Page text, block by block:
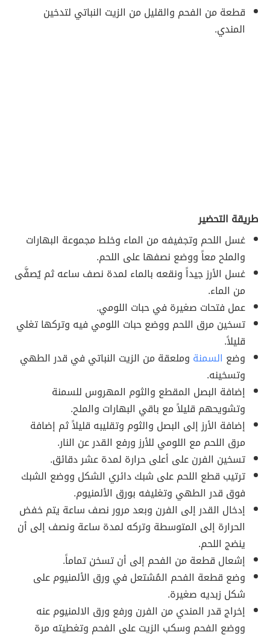
قطعة من الفحم والقليل من الزيت النباتي لتدخين
المندي.
طريقة التحضير
غسل اللحم وتجفيفه من الماء وخلط مجموعة البهارات
والملح معاً ووضع نصفها على اللحم.
غسل الأرز جيداً ونقعه بالماء لمدة نصف ساعه ثم يُصفَّى
من الماء.
عمل فتحات صغيرة في حبات اللومي.
تسخين مرق اللحم ووضع حبات اللومي فيه وتركها تغلي
قليلاً.
وضع السمنة وملعقة من الزيت النباتي في قدر الطهي
وتسخينه.
إضافة البصل المقطع والثوم المهروس للسمنة
وتشويحهم قليلاً مع باقي البهارات والملح.
إضافة الأرز إلى البصل والثوم وتقليبه قليلاً ثم إضافة
مرق اللحم مع اللومي للأرز ورفع القدر عن النار.
تسخين الفرن على أعلى حرارة لمدة عشر دقائق.
ترتيب قطع اللحم على شبك دائري الشكل ووضع الشبك
فوق قدر الطهي وتغليفه بورق الألمنيوم.
إدخال القدر إلى الفرن وبعد مرور نصف ساعة يتم خفض
الحرارة إلى المتوسطة وتركه لمدة ساعة ونصف إلى أن
ينضج اللحم.
إشعال قطعة من الفحم إلى أن تسخن تماماً.
وضع قطعة الفحم المُشتعل في ورق الألمنيوم على
شكل زبديه صغيرة.
إخراج قدر المندي من الفرن ورفع ورق الالمنيوم عنه
ووضع الفحم وسكب الزيت على الفحم وتغطيته مرة